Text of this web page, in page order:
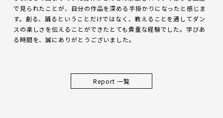
で見られたことが、自分の作品を深める手掛かりになったと感じま
す。創る、踊るということだけではなく、教えることを通してダン
スの楽しさを伝えることができたとても貴重な経験でした。学びあ
る時間を、誠にありがとうございました。
Report 一覧